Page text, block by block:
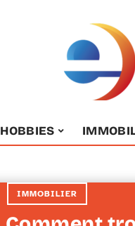
HOBBIES
IMMOBILIER